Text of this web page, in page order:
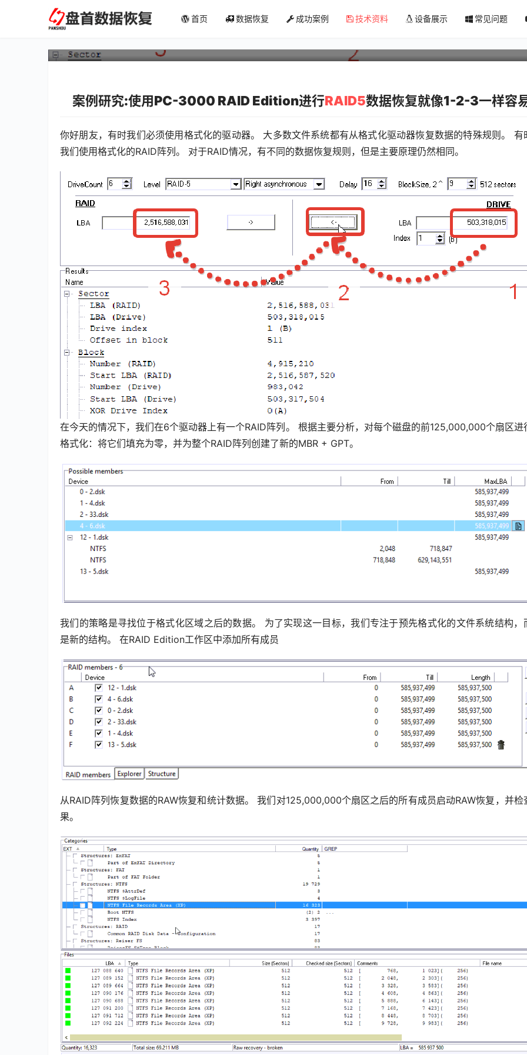
首页 数据恢复 成功案例 技术资料 设备展示 常见问题
2-3一样容易
案例研究:使用PC-3000 RAID Edition进行RAID5数据恢复就像1-2-3一样容
你好朋友，有时我们必须使用格式化的驱动器。 大多数文件系统都有从格式化驱动器恢复数据的特殊规则。 有
我们使用格式化的RAID阵列。 对于RAID情况，有不同的数据恢复规则，但是主要原理仍然相同。
在今天的情况下，我们在6个驱动器上有一个RAID阵列。 根据主要分析，对每个磁盘的前125,000,000个扇区进
格式化：将它们填充为零，并为整个RAID阵列创建了新的MBR + GPT。
我们的策略是寻找位于格式化区域之后的数据。 为了实现这一目标，我们专注于预先格式化的文件系统结构，
是新的结构。 在RAID Edition工作区中添加所有成员
从RAID阵列恢复数据的RAW恢复和统计数据。 我们对125,000,000个扇区之后的所有成员启动RAW恢复，并检
果。